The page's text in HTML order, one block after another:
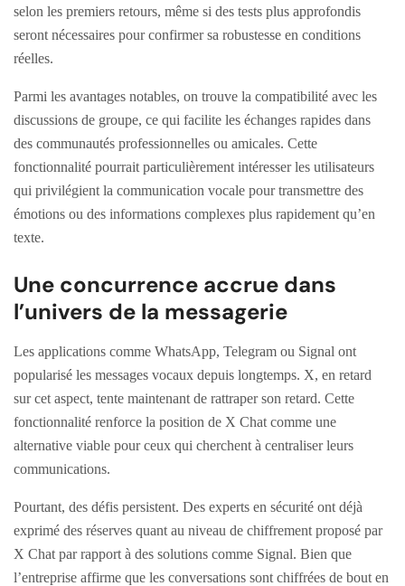
selon les premiers retours, même si des tests plus approfondis
seront nécessaires pour confirmer sa robustesse en conditions
réelles.
Parmi les avantages notables, on trouve la compatibilité avec les
discussions de groupe, ce qui facilite les échanges rapides dans
des communautés professionnelles ou amicales. Cette
fonctionnalité pourrait particulièrement intéresser les utilisateurs
qui privilégient la communication vocale pour transmettre des
émotions ou des informations complexes plus rapidement qu’en
texte.
Une concurrence accrue dans
l’univers de la messagerie
Les applications comme WhatsApp, Telegram ou Signal ont
popularisé les messages vocaux depuis longtemps. X, en retard
sur cet aspect, tente maintenant de rattraper son retard. Cette
fonctionnalité renforce la position de X Chat comme une
alternative viable pour ceux qui cherchent à centraliser leurs
communications.
Pourtant, des défis persistent. Des experts en sécurité ont déjà
exprimé des réserves quant au niveau de chiffrement proposé par
X Chat par rapport à des solutions comme Signal. Bien que
l’entreprise affirme que les conversations sont chiffrées de bout en